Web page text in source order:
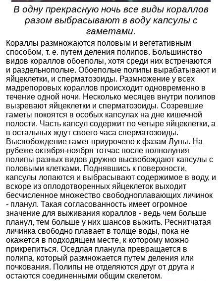
В одну прекрасную ночь все виды кораллов
разом выбрасывают в воду капсулы с
гаметами.
Кораллы размножаются половым и вегетативным
способом, т. е. путем деления полипов. Большинство
видов кораллов обоеполы, хотя среди них встречаются
и раздельнополые. Обоеполые полипы вырабатывают и
яйцеклетки, и сперматозоиды. Размножение у всех
мадрепоровых кораллов происходит одновременно в
течение одной ночи. Несколько месяцев внутри полипов
вызревают яйцеклетки и сперматозоиды. Созревшие
гаметы покоятся в особых капсулах на дне кишечной
полости. Часть капсул содержит по четыре яйцеклетки, а
в остальных ждут своего часа сперматозоиды.
Высвобождение гамет приурочено к фазам Луны. На
рубеже октября-ноября тотчас после полнолуния
полипы разных видов дружно высвобождают капсулы с
половыми клетками. Поднявшись к поверхности,
капсулы лопаются и выбрасывают содержимое в воду, и
вскоре из оплодотворенных яйцеклеток выходит
бесчисленное множество свободноплавающих личинок
- планул. Такая согласованность имеет огромное
значение для выживания кораллов - ведь чем больше
планул, тем больше у них шансов выжить. Реснитчатая
личинка свободно плавает в толще воды, пока не
окажется в подходящем месте, к которому можно
прикрепиться. Оседлая планула превращается в
полипа, который размножается путем деления или
почкования. Полипы не отделяются друг от друга и
остаются соединенными общим скелетом.